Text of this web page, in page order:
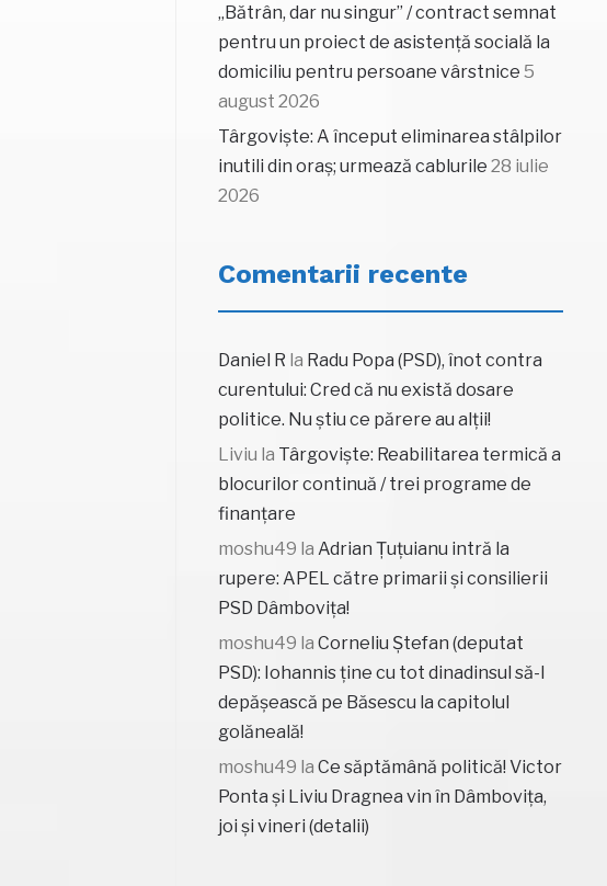
„Bătrân, dar nu singur” / contract semnat
pentru un proiect de asistență socială la
domiciliu pentru persoane vârstnice 5
august 2026
Târgoviște: A început eliminarea stâlpilor
inutili din oraș; urmează cablurile 28 iulie
2026
Comentarii recente
Daniel R la Radu Popa (PSD), înot contra
curentului: Cred că nu există dosare
politice. Nu știu ce părere au alții!
Liviu la Târgoviște: Reabilitarea termică a
blocurilor continuă / trei programe de
finanțare
moshu49 la Adrian Țuțuianu intră la
rupere: APEL către primarii și consilierii
PSD Dâmbovița!
moshu49 la Corneliu Ștefan (deputat
PSD): Iohannis ține cu tot dinadinsul să-l
depășească pe Băsescu la capitolul
golăneală!
moshu49 la Ce săptămână politică! Victor
Ponta și Liviu Dragnea vin în Dâmbovița,
joi și vineri (detalii)